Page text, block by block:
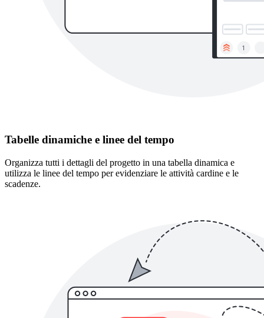
Tabelle dinamiche e linee del tempo
Organizza tutti i dettagli del progetto in una tabella dinamica e
utilizza le linee del tempo per evidenziare le attività cardine e le
scadenze.